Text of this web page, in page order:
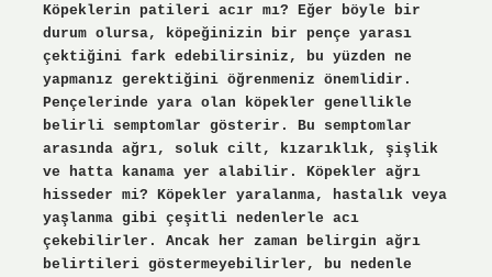
Köpeklerin patileri acır mı? Eğer böyle bir
durum olursa, köpeğinizin bir pençe yarası
çektiğini fark edebilirsiniz, bu yüzden ne
yapmanız gerektiğini öğrenmeniz önemlidir.
Pençelerinde yara olan köpekler genellikle
belirli semptomlar gösterir. Bu semptomlar
arasında ağrı, soluk cilt, kızarıklık, şişlik
ve hatta kanama yer alabilir. Köpekler ağrı
hisseder mi? Köpekler yaralanma, hastalık veya
yaşlanma gibi çeşitli nedenlerle acı
çekebilirler. Ancak her zaman belirgin ağrı
belirtileri göstermeyebilirler, bu nedenle